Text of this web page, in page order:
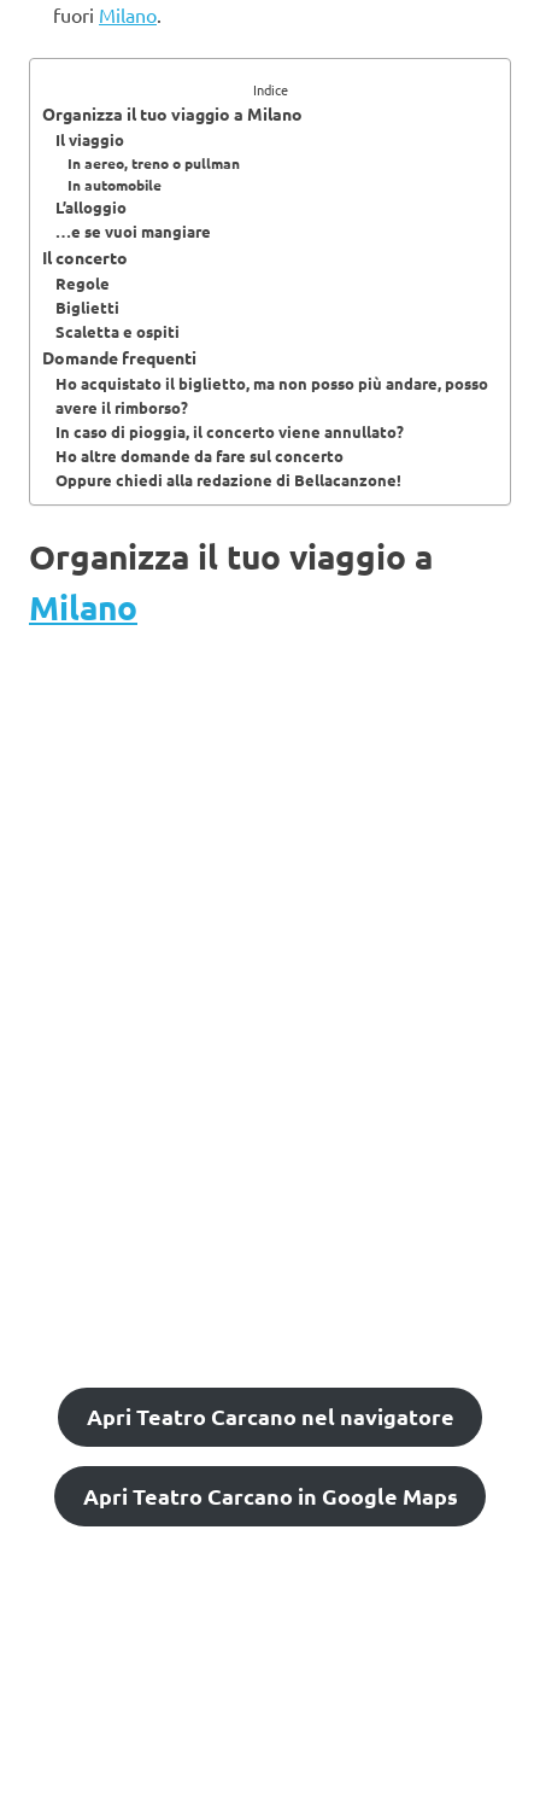
fuori Milano
Indice
Organizza il tuo viaggio a Milano
Il viaggio
In aereo, treno o pullman
In automobile
L’alloggio
…e se vuoi mangiare
Il concerto
Regole
Biglietti
Scaletta e ospiti
Domande frequenti
Ho acquistato il biglietto, ma non posso più andare, posso
avere il rimborso?
In caso di pioggia, il concerto viene annullato?
Ho altre domande da fare sul concerto
Oppure chiedi alla redazione di Bellacanzone!
Organizza il tuo viaggio a
Milano
Apri Teatro Carcano nel navigatore
Apri Teatro Carcano in Google Maps